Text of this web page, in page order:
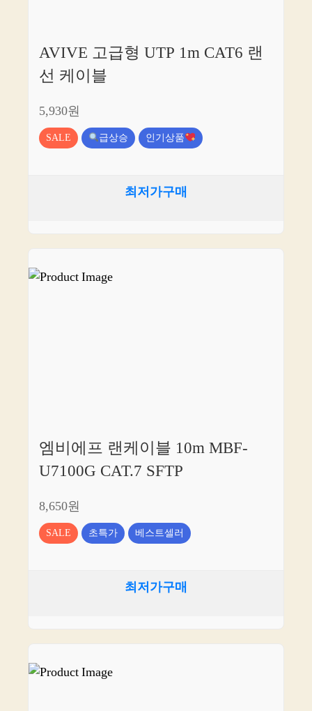
AVIVE 고급형 UTP 1m CAT6 랜
선 케이블
5,930원
SALE 급상승 인기상품
최저가구매
엠비에프 랜케이블 10m MBF-
U7100G CAT.7 SFTP
8,650원
SALE 초특가 베스트셀러
최저가구매